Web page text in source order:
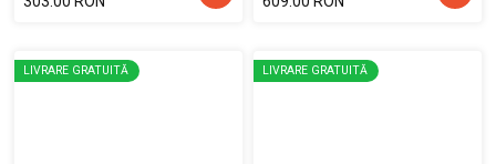
LIVRARE GRATUITĂ LIVRARE GRATUITĂ